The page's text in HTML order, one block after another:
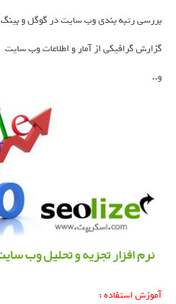
بررسی رتبه بندی وب سایت در گوگل و بینگ
گزارش گرافیکی از آمار و اطلاعات وب سایت
و..
آموزش استفاده :